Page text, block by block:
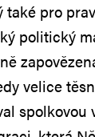
také pro
politický
velice